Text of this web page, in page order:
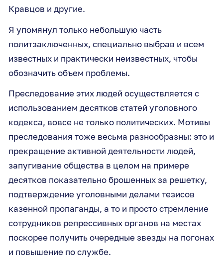
Кравцов и другие.
Я упомянул только небольшую часть
политзаключенных, специально выбрав и всем
известных и практически неизвестных, чтобы
обозначить объем проблемы.
Преследование этих людей осуществляется с
использованием десятков статей уголовного
кодекса, вовсе не только политических. Мотивы
преследования тоже весьма разнообразны: это и
прекращение активной деятельности людей,
запугивание общества в целом на примере
десятков показательно брошенных за решетку,
подтверждение уголовными делами тезисов
казенной пропаганды, а то и просто стремление
сотрудников репрессивных органов на местах
поскорее получить очередные звезды на погонах
и повышение по службе.